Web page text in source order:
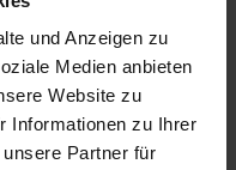
und Anzeigen zu
Medien anbieten
Website zu
Informationen zu Ihrer
Partner für